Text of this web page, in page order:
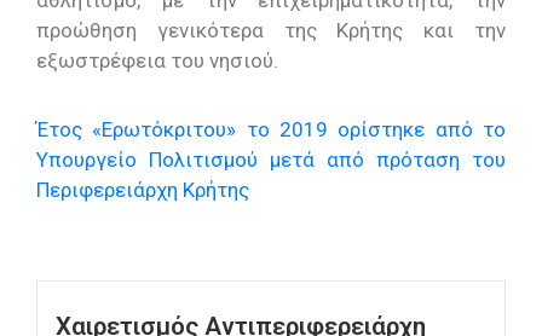
προώθηση γενικότερα της Κρήτης και την
εξωστρέφεια του νησιού.
Έτος «Ερωτόκριτου» το 2019 ορίστηκε από το
Υπουργείο Πολιτισμού μετά από πρόταση του
Περιφερειάρχη Κρήτης
Χαιρετισμός Αντιπεριφερειάρχη